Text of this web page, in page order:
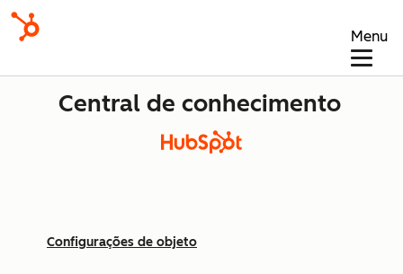
Menu
Central de conhecimento
Configurações de objeto